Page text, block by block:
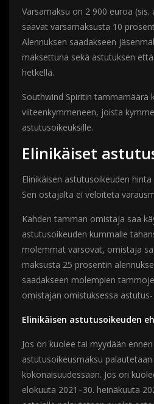
Varsamaksu on 2 900 euroa (sis.
saavat varsamaksusta 10
Alennuksen saadakseen
maksettuna sekä astutuksen
hetkellä.
Southwind Spiritin tammamäärä
viiteenkymmeneen, joista
astutusoikeuksille.
Elinikäiset
Elinikäisen astutusoikeuden
Sen ostajalta ei veloiteta
Kahden tamman omistaja saa
astutusoikeuden kummalle
molemmat varsovat, omistaja
maksusta 25 prosentin
saadakseen molempien
omistajan omistuksessa
Elinikäisen astutusoikeuden
Jos ori kuolee tai myydään
astutusoikeusmaksu
kokonaisuudessaan. Jos ori
elokuuta 2021–30. heinäkuuta